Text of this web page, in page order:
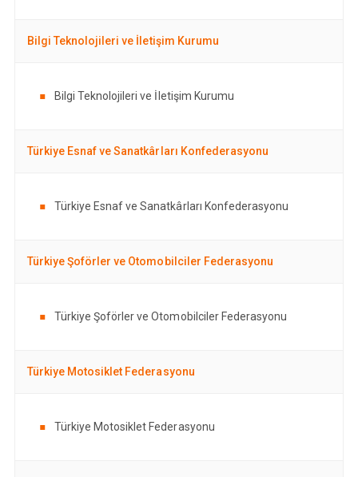
Bilgi Teknolojileri ve İletişim Kurumu
Bilgi Teknolojileri ve İletişim Kurumu
Türkiye Esnaf ve Sanatkârları Konfederasyonu
Türkiye Esnaf ve Sanatkârları Konfederasyonu
Türkiye Şoförler ve Otomobilciler Federasyonu
Türkiye Şoförler ve Otomobilciler Federasyonu
Türkiye Motosiklet Federasyonu
Türkiye Motosiklet Federasyonu